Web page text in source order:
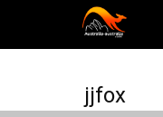
jjfox